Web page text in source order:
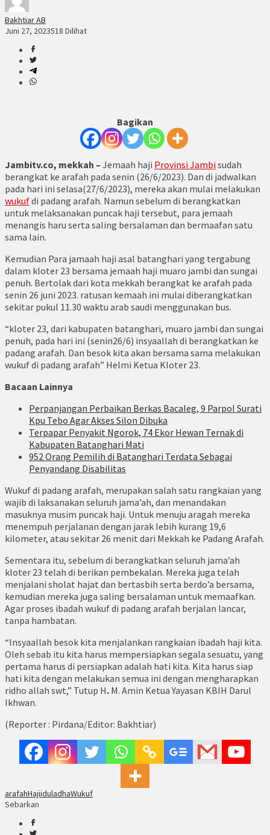
Bakhtiar AB
Juni 27, 2023518 Dilihat
Bagikan
Jambitv.co, mekkah – Jemaah haji Provinsi Jambi sudah
berangkat ke arafah pada senin (26/6/2023). Dan di jadwalkan
pada hari ini selasa(27/6/2023), mereka akan mulai melakukan
wukufdi padang arafah. Namun sebelum di berangkatkan
untuk melaksanakan puncak haji tersebut, para jemaah
menangis haru serta saling bersalaman dan bermaafan satu
sama lain.
Kemudian Para jamaah haji asal batanghari yang tergabung
dalam kloter 23 bersama jemaah haji muaro jambi dan sungai
penuh. Bertolak dari kota mekkah berangkat ke arafah pada
senin 26 juni 2023. ratusan kemaah ini mulai diberangkatkan
sekitar pukul 11.30 waktu arab saudi menggunakan bus.
“kloter 23, dari kabupaten batanghari, muaro jambi dan sungai
penuh, pada hari ini (senin26/6) insyaallah di berangkatkan ke
padang arafah. Dan besok kita akan bersama sama melakukan
wukuf di padang arafah” Helmi Ketua Kloter 23.
Bacaan Lainnya
Perpanjangan Perbaikan Berkas Bacaleg, 9 Parpol Surati
Kpu Tebo Agar Akses Silon Dibuka
Terpapar Penyakit Ngorok, 74 Ekor Hewan Ternak di
Kabupaten Batanghari Mati
952 Orang Pemilih di Batanghari Terdata Sebagai
Penyandang Disabilitas
Wukuf di padang arafah, merupakan salah satu rangkaian yang
wajib di laksanakan seluruh jama’ah, dan menandakan
masuknya musim puncak haji. Untuk menuju aragah mereka
menempuh perjalanan dengan jarak lebih kurang 19,6
kilometer, atau sekitar 26 menit dari Mekkah ke Padang Arafah.
Sementara itu, sebelum di berangkatkan seluruh jama’ah
kloter 23 telah di berikan pembekalan. Mereka juga telah
menjalani sholat hajat dan bertasbih serta berdo’a bersama,
kemudian mereka juga saling bersalaman untuk memaafkan.
Agar proses ibadah wukuf di padang arafah berjalan lancar,
tanpa hambatan.
“Insyaallah besok kita menjalankan rangkaian ibadah haji kita.
Oleh sebab itu kita harus mempersiapkan segala sesuatu, yang
pertama harus di persiapkan adalah hati kita. Kita harus siap
hati kita dengan melakukan semua ini dengan mengharapkan
ridho allah swt,” Tutup H. M. Amin Ketua Yayasan KBIH Darul
Ikhwan.
(Reporter : Pirdana/Editor: Bakhtiar)
arafahHajiiduladhaWukuf
Sebarkan